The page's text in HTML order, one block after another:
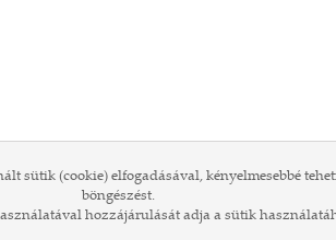
sütik (cookie) elfogadásával, kényelmesebbé
böngészést.
hozzájárulását adja a sütik